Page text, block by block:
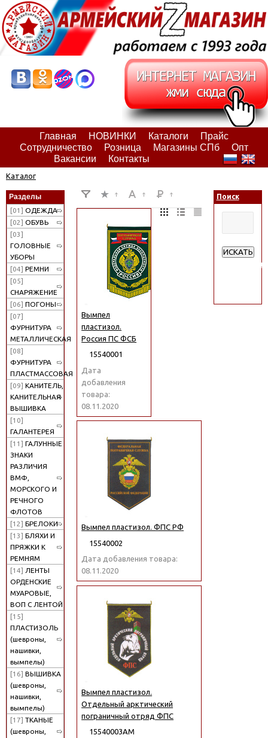
Главная НОВИНКИ Каталоги
Прайс
Сотрудничество
Розница Магазины СПб
Опт
Вакансии
Контакты
Каталог
Разделы
[01] ОДЕЖДА
[02] ОБУВЬ
[03]
ГОЛОВНЫЕ
УБОРЫ
[04] РЕМНИ
[05]
СНАРЯЖЕНИЕ
[06] ПОГОНЫ
[07]
ФУРНИТУРА
МЕТАЛЛИЧЕСКАЯ
[08]
ФУРНИТУРА
ПЛАСТМАССОВАЯ
[09] КАНИТЕЛЬ,
КАНИТЕЛЬНАЯ
ВЫШИВКА
[10]
ГАЛАНТЕРЕЯ
[11] ГАЛУННЫЕ
ЗНАКИ
РАЗЛИЧИЯ
ВМФ,
МОРСКОГО И
РЕЧНОГО
ФЛОТОВ
[12] БРЕЛОКИ
[13] БЛЯХИ И
ПРЯЖКИ К
РЕМНЯМ
[14] ЛЕНТЫ
ОРДЕНСКИЕ
МУАРОВЫЕ,
ВОП С ЛЕНТОЙ
[15]
ПЛАСТИЗОЛЬ
(шевроны,
нашивки,
вымпелы)
[16] ВЫШИВКА
(шевроны,
нашивки,
вымпелы)
[17] ТКАНЫЕ
(шевроны,
Вымпел
пластизол.
Россия ПС ФСБ
15540001
Дата
добавления
товара:
08.11.2020
Вымпел пластизол. ФПС РФ
15540002
Дата добавления товара:
08.11.2020
Вымпел пластизол.
Отдельный арктический
пограничный отряд ФПС
15540003АМ
Поиск
ИСКАТЬ